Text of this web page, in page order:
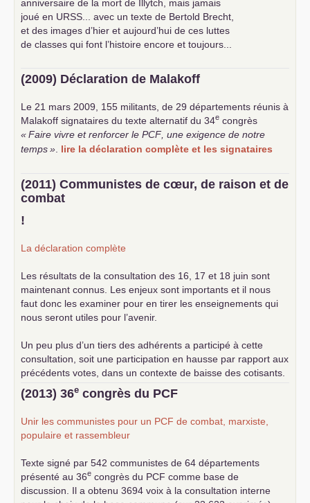
anniversaire de la mort de Illytch, mais jamais
joué en URSS ... avec un texte de Bertold Brecht,
et des images d’hier et aujourd’hui de ces luttes
de classes qui font l’histoire encore et toujours...
(2009) Déclaration de Malakoff
Le 21 mars 2009, 155 militants, de 29 départements réunis à
Malakoff signataires du texte alternatif du 34e congrès
«Faire vivre et renforcer le PCF , une exigence de notre
temps» lire la déclaration complète et les signataires
(2011) Communistes de cœur, de raison et de
combat
!
La déclaration complète
Les résultats de la consultation des 16, 17 et 18 juin sont
maintenant connus. Les enjeux sont importants et il nous
faut donc les examiner pour en tirer les enseignements qui
nous seront utiles pour l’avenir.
Un peu plus d’un tiers des adhérents a participé à cette
consultation, soit une participation en hausse par rapport aux
précédents votes, dans un contexte de baisse des cotisants.
... lire la suite
(2013) 36e congrès du PCF
Unir les communistes pour un PCF de combat, marxiste,
populaire et rassembleur
Texte signé par 542 communistes de 64 départements
présenté au 36e congrès du PCF comme base de
discussion. Il a obtenu 3694 voix à la consultation interne